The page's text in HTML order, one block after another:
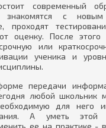
современный
знакомятся с новым
проходят
оценку. После
или
ученика и
передачи
любой школьник
для него
А уметь этой
ее на практике -